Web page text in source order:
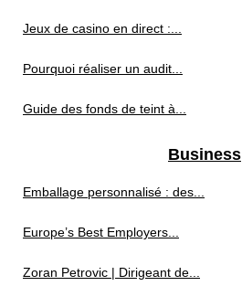
Jeux de casino en direct :...
Pourquoi réaliser un audit...
Guide des fonds de teint à...
Business
Emballage personnalisé : des...
Europe’s Best Employers...
Zoran Petrovic | Dirigeant de...